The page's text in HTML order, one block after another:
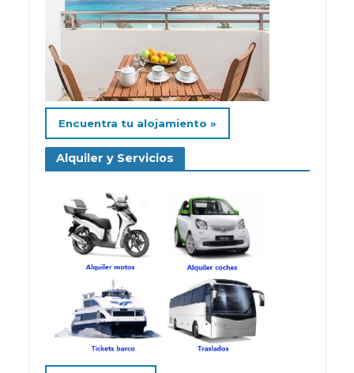
Encuentra tu alojamiento »
Alquiler y Servicios